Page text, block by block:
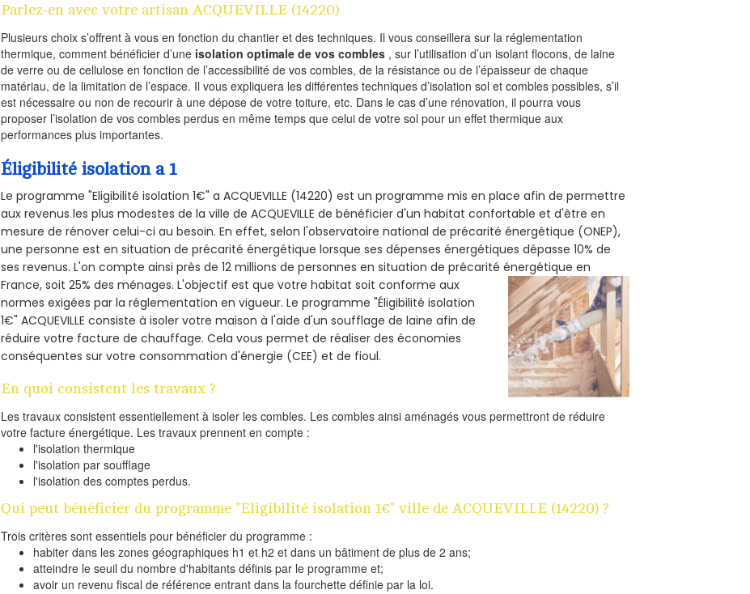
Parlez-en avec votre artisan ACQUEVILLE (14220)
Plusieurs choix s’offrent à vous en fonction du chantier et des techniques. Il vous conseillera sur la réglementation
thermique, comment bénéficier d’une isolation optimale de vos combles , sur l’utilisation d’un isolant flocons, de laine
de verre ou de cellulose en fonction de l’accessibilité de vos combles, de la résistance ou de l’épaisseur de chaque
matériau, de la limitation de l’espace. Il vous expliquera les différentes techniques d’isolation sol et combles possibles, s’il
est nécessaire ou non de recourir à une dépose de votre toiture, etc. Dans le cas d’une rénovation, il pourra vous
proposer l’isolation de vos combles perdus en même temps que celui de votre sol pour un effet thermique aux
performances plus importantes.
Éligibilité isolation a 1
Le programme "Eligibilité isolation 1€" a ACQUEVILLE (14220) est un programme mis en place afin de permettre
aux revenus les plus modestes de la ville de ACQUEVILLE de bénéficier d'un habitat confortable et d'être en
mesure de rénover celui-ci au besoin. En effet, selon l'observatoire national de précarité énergétique (ONEP),
une personne est en situation de précarité énergétique lorsque ses dépenses énergétiques dépasse 10% de
ses revenus. L'on compte ainsi près de 12 millions de personnes en situation de précarité énergétique en
France, soit 25% des ménages.L'objectif est que votre habitat soit conforme aux
normes exigées par la réglementation en vigueur. Le programme "Éligibilité isolation
1€" ACQUEVILLE consiste à isoler votre maison à l'aide d'un soufflage de laine afin de
réduire votre facture de chauffage. Cela vous permet de réaliser des économies
conséquentes sur votre consommation d'énergie (CEE) et de fioul.
En quoi consistent les travaux ?
Les travaux consistent essentiellement à isoler les combles. Les combles ainsi aménagés vous permettront de réduire
votre facture énergétique. Les travaux prennent en compte :
l'isolation thermique
l'isolation par soufflage
l'isolation des comptes perdus.
Qui peut bénéficier du programme "Eligibilité isolation 1€" ville de ACQUEVILLE (14220) ?
Trois critères sont essentiels pour bénéficier du programme :
habiter dans les zones géographiques h1 et h2 et dans un bâtiment de plus de 2 ans;
atteindre le seuil du nombre d'habitants définis par le programme et;
avoir un revenu fiscal de référence entrant dans la fourchette définie par la loi.